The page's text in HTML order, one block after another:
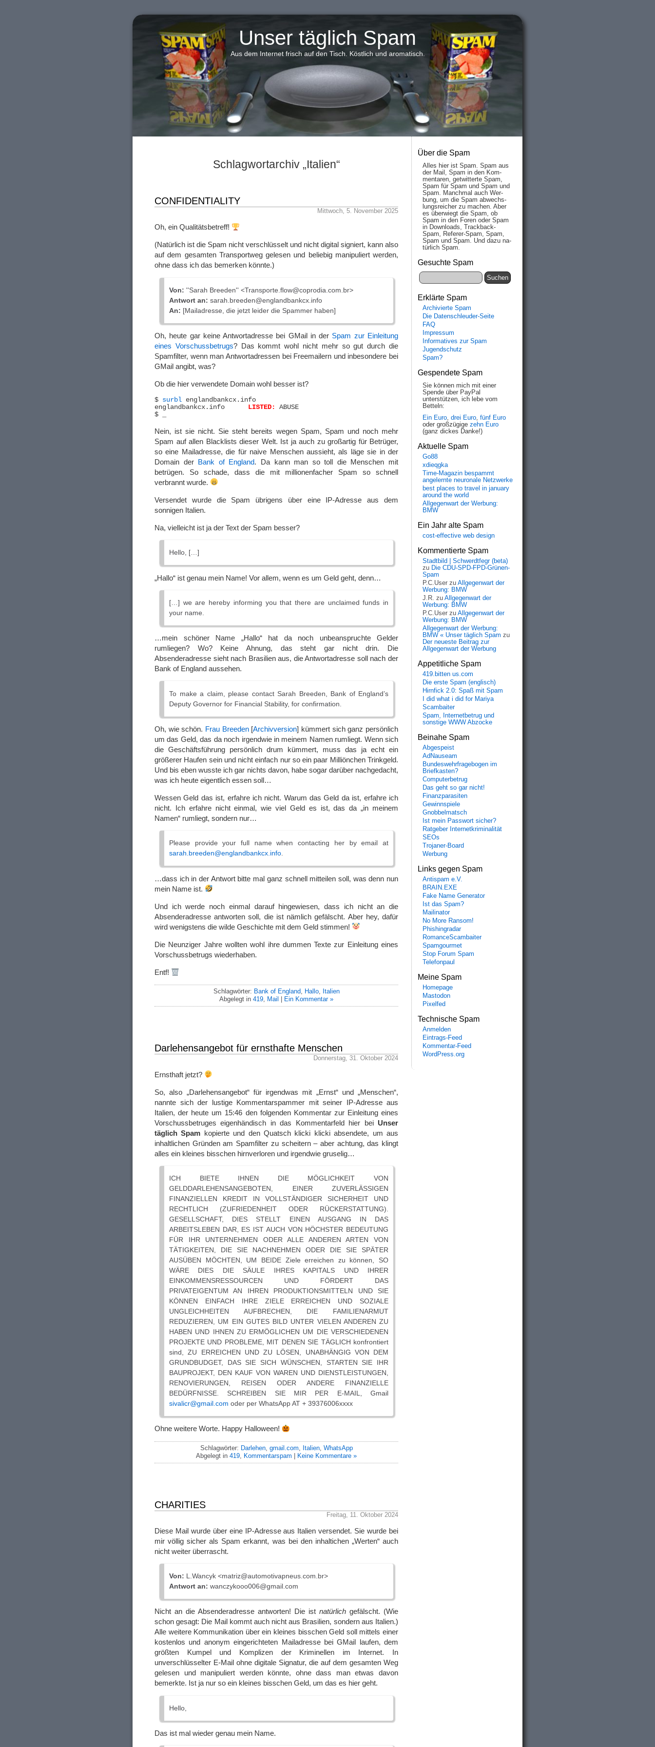
Unser täglich Spam
Aus dem Internet frisch auf den Tisch. Köstlich und aromatisch.
Schlagwortarchiv „Italien“
CONFIDENTIALITY
Mittwoch, 5. November 2025
Oh, ein Qualitätsbetreff!
(Natürlich ist die Spam nicht verschlüsselt und nicht digital signiert, kann also
auf dem gesamten Transportweg gelesen und beliebig manipuliert werden,
ohne dass ich das bemerken könnte.)
Von: ''Sarah Breeden'' <Transporte.flow@coprodia.com.br>
Antwort an: sarah.breeden@englandbankcx.info
An: [Mailadresse, die jetzt leider die Spammer haben]
Oh, heute gar keine Antwortadresse bei GMail in der Spam zur Einleitung
eines Vorschussbetrugs? Das kommt wohl nicht mehr so gut durch die
Spamfilter, wenn man Antwortadressen bei Freemailern und inbesondere bei
GMail angibt, was?
Ob die hier verwendete Domain wohl besser ist?
$ surbl englandbankcx.info
LISTED:
ABUSE
Nein, ist sie nicht. Sie steht bereits wegen Spam, Spam und noch mehr
Spam auf allen Blacklists dieser Welt. Ist ja auch zu großartig für Betrüger,
so eine Mailadresse, die für naive Menschen aussieht, als läge sie in der
Domain der Bank of England. Da kann man so toll die Menschen mit
betrügen. So schade, dass die mit millionenfacher Spam so schnell
verbrannt wurde.
Versendet wurde die Spam übrigens über eine IP-Adresse aus dem
sonnigen Italien.
Na, vielleicht ist ja der Text der Spam besser?
Hello, […]
„Hallo“ ist genau mein Name! Vor allem, wenn es um Geld geht, denn…
[…] we are hereby informing you that there are unclaimed funds in
your name.
…mein schöner Name „Hallo“ hat da noch unbeanspruchte Gelder
rumliegen? Wo? Keine Ahnung, das steht gar nicht drin. Die
Absenderadresse sieht nach Brasilien aus, die Antwortadresse soll nach der
Bank of England aussehen.
To make a claim, please contact Sarah Breeden, Bank of England’s
Deputy Governor for Financial Stability, for confirmation.
Oh, wie schön. Frau Breeden[Archivversion] kümmert sich ganz persönlich
um das Geld, das da noch irgendwie in meinem Namen rumliegt. Wenn sich
die Geschäftsführung persönlich drum kümmert, muss das ja echt ein
größerer Haufen sein und nicht einfach nur so ein paar Milliönchen Trinkgeld.
Und bis eben wusste ich gar nichts davon, habe sogar darüber nachgedacht,
was ich heute eigentlich essen soll…
Wessen Geld das ist, erfahre ich nicht. Warum das Geld da ist, erfahre ich
nicht. Ich erfahre nicht einmal, wie viel Geld es ist, das da „in meinem
Namen“ rumliegt, sondern nur…
Please provide your full name when contacting her by email at
sarah.breeden@englandbankcx.info.
…dass ich in der Antwort bitte mal ganz schnell mitteilen soll, was denn nun
mein Name ist.
Und ich werde noch einmal darauf hingewiesen, dass ich nicht an die
Absenderadresse antworten soll, die ist nämlich gefälscht. Aber hey, dafür
wird wenigstens die wilde Geschichte mit dem Geld stimmen!
Die Neunziger Jahre wollten wohl ihre dummen Texte zur Einleitung eines
Vorschussbetrugs wiederhaben.
Entf!
Schlagwörter: Bank of England, Hallo, Italien
Abgelegt in 419, Mail Ein Kommentar »
Darlehensangebot für ernsthafte Menschen
Donnerstag, 31. Oktober 2024
Ernsthaft jetzt?
So, also „Darlehensangebot“ für irgendwas mit „Ernst“ und „Menschen“,
nannte sich der lustige Kommentarspammer mit seiner IP-Adresse aus
Italien, der heute um 15:46 den folgenden Kommentar zur Einleitung eines
Vorschussbetruges eigenhändisch in das Kommentarfeld hier bei Unser
täglich Spam kopierte und den Quatsch klicki klicki absendete, um aus
inhaltlichen Gründen am Spamfilter zu scheitern – aber achtung, das klingt
alles ein kleines bisschen hirnverloren und irgendwie gruselig…
ICH BIETE IHNEN DIE MÖGLICHKEIT VON
GELDDARLEHENSANGEBOTEN, EINER ZUVERLÄSSIGEN
FINANZIELLEN KREDIT IN VOLLSTÄNDIGER SICHERHEIT UND
RECHTLICH (ZUFRIEDENHEIT ODER RÜCKERSTATTUNG).
GESELLSCHAFT, DIES STELLT EINEN AUSGANG IN DAS
ARBEITSLEBEN DAR, ES IST AUCH VON HÖCHSTER BEDEUTUNG
FÜR IHR UNTERNEHMEN ODER ALLE ANDEREN ARTEN VON
TÄTIGKEITEN, DIE SIE NACHNEHMEN ODER DIE SIE SPÄTER
AUSÜBEN MÖCHTEN, UM BEIDE Ziele erreichen zu können, SO
WÄRE DIES DIE SÄULE IHRES KAPITALS UND IHRER
EINKOMMENSRESSOURCEN UND FÖRDERT DAS
PRIVATEIGENTUM AN IHREN PRODUKTIONSMITTELN UND SIE
KÖNNEN EINFACH IHRE ZIELE ERREICHEN UND SOZIALE
UNGLEICHHEITEN AUFBRECHEN, DIE FAMILIENARMUT
REDUZIEREN, UM EIN GUTES BILD UNTER VIELEN ANDEREN ZU
HABEN UND IHNEN ZU ERMÖGLICHEN UM DIE VERSCHIEDENEN
PROJEKTE UND PROBLEME, MIT DENEN SIE TÄGLICH konfrontiert
sind, ZU ERREICHEN UND ZU LÖSEN, UNABHÄNGIG VON DEM
GRUNDBUDGET, DAS SIE SICH WÜNSCHEN, STARTEN SIE IHR
BAUPROJEKT, DEN KAUF VON WAREN UND DIENSTLEISTUNGEN,
RENOVIERUNGEN, REISEN ODER ANDERE FINANZIELLE
BEDÜRFNISSE. SCHREIBEN SIE MIR PER E-MAIL, Gmail
sivalicr@gmail.com oder per WhatsApp AT + 39376006xxxx
Ohne weitere Worte. Happy Halloween!
Schlagwörter: Darlehen, gmail.com Italien, WhatsApp
Abgelegt in 419 Kommentarspam | Keine Kommentare »
CHARITIES
Freitag, 11. Oktober 2024
Diese Mail wurde über eine IP-Adresse aus Italien versendet. Sie wurde bei
mir völlig sicher als Spam erkannt, was bei den inhaltichen „Werten“ auch
nicht weiter überrascht.
Von: L.Wancyk <matriz@automotivapneus.com.br>
Antwort an: wanczykooo006@gmail.com
Nicht an die Absenderadresse antworten! Die ist natürlich gefälscht. (Wie
schon gesagt: Die Mail kommt auch nicht aus Brasilien, sondern aus Italien.)
Alle weitere Kommunikation über ein kleines bisschen Geld soll mittels einer
kostenlos und anonym eingerichteten Mailadresse bei GMail laufen, dem
größten Kumpel und Komplizen der Kriminellen im Internet. In
unverschlüsselter E-Mail ohne digitale Signatur, die auf dem gesamten Weg
gelesen und manipuliert werden könnte, ohne dass man etwas davon
bemerkte. Ist ja nur so ein kleines bisschen Geld, um das es hier geht.
Hello,
Das ist mal wieder genau mein Name.
Über die Spam
Alles hier ist Spam. Spam aus
der Mail, Spam in den Kom­
men­taren, ge­twit­ter­te Spam,
Spam für Spam und Spam und
Spam. Manch­mal auch Wer­
bung, um die Spam ab­wechs­
lungs­reich­er zu mach­en. Aber
es über­wiegt die Spam, ob
Spam in den Fo­ren oder Spam
in Down­loads, Track­back-
Spam, Re­fe­rer-Spam, Spam,
Spam und Spam. Und da­zu na­
tür­lich Spam.
Gesuchte Spam
Erklärte Spam
Archivierte Spam
Die Datenschleuder-Seite
FAQ
Impressum
Informatives zur Spam
Jugendschutz
Spam?
Gespendete Spam
Sie können mich mit einer
Spende über PayPal
unterstützen, ich lebe vom
Betteln:
Ein Euro, drei Euro, fünf Euro
oder großzügige zehn Euro
(ganz dickes Danke!)
Aktuelle Spam
Go88
xdieqgka
Time-Magazin bespammt
angelernte neuronale Netzwerke
best places to travel in january
around the world
Allgegenwart der Werbung:
BMW
Ein Jahr alte Spam
cost-effective web design
Kommentierte Spam
Stadtbild | Schwerdtfegr (beta)
zu Die CDU-SPD-FPD-Grünen-
Spam
P.C.User zu Allgegenwart der
Werbung: BMW
J.R. zu Allgegenwart der
Werbung: BMW
P.C.User zu Allgegenwart der
Werbung: BMW
Allgegenwart der Werbung:
BMW « Unser täglich Spam zu
Der neueste Beitrag zur
Allgegenwart der Werbung
Appetitliche Spam
419.bitten us.com
Die erste Spam (englisch)
Hirnfick 2.0: Spaß mit Spam
I did what i did for Mariya
Scambaiter
Spam, Internetbetrug und
sonstige WWW Abzocke
Beinahe Spam
Abgespeist
AdNauseam
Bundeswehrfragebogen im
Briefkasten?
Computerbetrug
Das geht so gar nicht!
Finanzparasiten
Gewinnspiele
Gnobbelmatsch
Ist mein Passwort sicher?
Ratgeber Internetkriminalität
SEOs
Trojaner-Board
Werbung
Links gegen Spam
Antispam e.V.
BRAIN.EXE
Fake Name Generator
Ist das Spam?
Mailinator
No More Ransom!
Phishingradar
RomanceScambaiter
Spamgourmet
Stop Forum Spam
Telefonpaul
Meine Spam
Homepage
Mastodon
Pixelfed
Technische Spam
Anmelden
Eintrags-Feed
Kommentar-Feed
WordPress.org